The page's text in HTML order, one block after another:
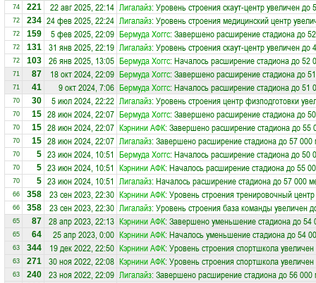
74 221 22 авг 2025, 22:14 Лигалайз: Уровень строения скаут-центр увеличен до
72 234 24 фев 2025, 22:24 Лигалайз: Уровень строения медицинский центр
72 159 5 фев 2025, 22:09 Бермуда Хоггс: Завершено расширение стадиона до
72 131 31 янв 2025, 22:19 Лигалайз: Уровень строения скаут-центр увеличен до
72 103 26 янв 2025, 13:05 Бермуда Хоггс: Началось расширение стадиона до 52
71 87 18 окт 2024, 22:09 Бермуда Хоггс: Завершено расширение стадиона до
71 41 9 окт 2024, 7:06 Бермуда Хоггс: Началось расширение стадиона до 51
70 30 5 июл 2024, 22:22 Лигалайз: Уровень строения центр физподготовки
70 15 28 июн 2024, 22:07 Бермуда Хоггс: Завершено расширение стадиона до
70 15 28 июн 2024, 22:07 Кэрнини АФК: Завершено расширение стадиона до 55
70 15 28 июн 2024, 22:07 Лигалайз: Завершено расширение стадиона до 57 000
70 5 23 июн 2024, 10:51 Бермуда Хоггс: Началось расширение стадиона до 50
70 5 23 июн 2024, 10:51 Кэрнини АФК: Началось расширение стадиона до 55
70 5 23 июн 2024, 10:51 Лигалайз: Началось расширение стадиона до 57 000
66 358 23 сен 2023, 22:30 Кэрнини АФК: Уровень строения тренировочный
66 358 23 сен 2023, 22:30 Лигалайз: Уровень строения база команды увеличен
65 87 28 апр 2023, 22:13 Кэрнини АФК: Завершено уменьшение стадиона до 54
65 64 25 апр 2023, 0:00 Кэрнини АФК: Началось уменьшение стадиона до 54
63 344 19 дек 2022, 22:50 Кэрнини АФК: Уровень строения спортшкола
63 271 30 ноя 2022, 22:08 Кэрнини АФК: Уровень строения спортшкола
63 240 23 ноя 2022, 22:09 Лигалайз: Завершено расширение стадиона до 56 000